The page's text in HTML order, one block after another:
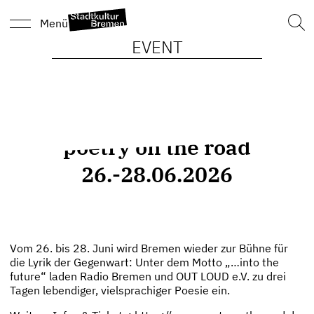
Menü
EVENT
poetry on the road
26.-28.06.2026
Vom 26. bis 28. Juni wird Bremen wieder zur Bühne für
die Lyrik der Gegenwart: Unter dem Motto „…into the
future“ laden Radio Bremen und OUT LOUD e.V. zu drei
Tagen lebendiger, vielsprachiger Poesie ein.